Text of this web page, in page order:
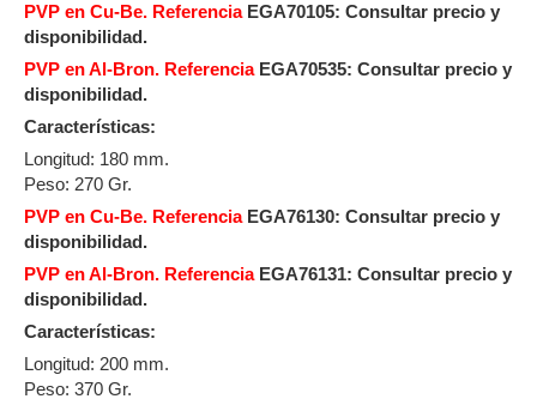
PVP en Cu-Be. ReferenciaEGA70105: Consultar precio y
disponibilidad.
PVP en Al-Bron. ReferenciaEGA70535: Consultar precio y
disponibilidad.
Características:
Longitud: 180 mm.
Peso: 270 Gr.
PVP en Cu-Be. ReferenciaEGA76130: Consultar precio y
disponibilidad.
PVP en Al-Bron. ReferenciaEGA76131: Consultar precio y
disponibilidad.
Características:
Longitud: 200 mm.
Peso: 370 Gr.